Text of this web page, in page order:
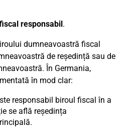
responsabil.
dumneavoastră fiscal
de reședință sau de
În Germania,
în mod clar:
responsabil biroul fiscal în a
se află reședința